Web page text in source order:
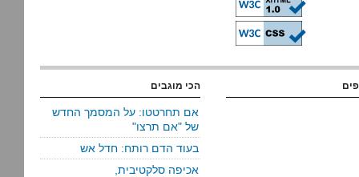
הכי מוגבים
אם תחרטטו: על המסמך החדש
של "אם תרצו"
בעוד הדם רותח: חדל אש
אכיפה סלקטיבית,